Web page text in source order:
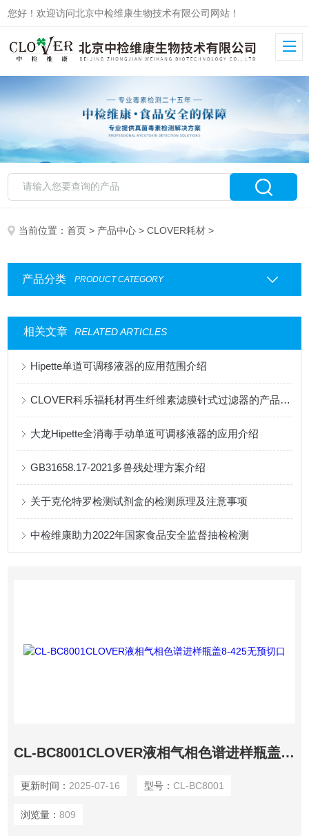
您好！欢迎访问北京中检维康生物技术有限公司网站！
当前位置：首页 > 产品中心 >CLOVER耗材 >
产品分类 PRODUCT CATEGORY
相关文章 RELATED ARTICLES
Hipette单道可调移液器的应用范围介绍
CLOVER科乐福耗材再生纤维素滤膜针式过滤器的产品讲述
大龙Hipette全消毒手动单道可调移液器的应用介绍
GB31658.17-2021多兽残处理方案介绍
关于克伦特罗检测试剂盒的检测原理及注意事项
中检维康助力2022年国家食品安全监督抽检检测
CL-BC8001CLOVER液相气相色谱进样瓶盖8-425无预切口
更新时间： 2025-07-16 型号： CL-BC8001
浏览量： 809